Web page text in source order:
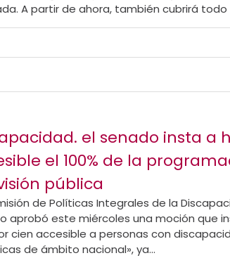
A partir de ahora, también cubrirá todo
el senado insta a
el 100% de la
pública
de Políticas Integrales de la
aprobó este miércoles una moción que
cien accesible a personas con
de ámbito nacional», ya...